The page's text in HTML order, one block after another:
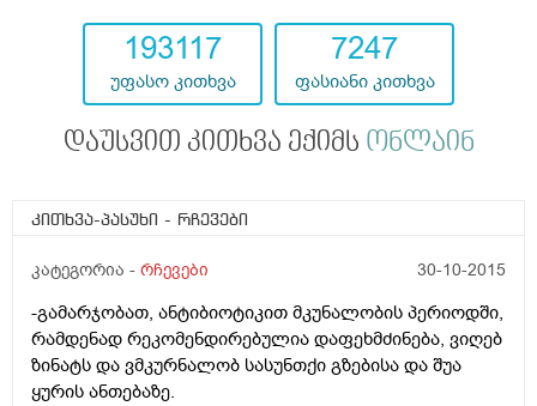
193117
უფასო კითხვა
7247
ფასიანი კითხვა
დაუსვით კითხვა ექიმს ონლაინ
კითხვა-პასუხი - რჩევები
კატეგორია - რჩევები 30-10-2015
-გამარჯობათ, ანტიბიოტიკით მკუნალობის პერიოდში,
რამდენად რეკომენდირებულია დაფეხმძინება, ვიღებ
ზინატს და ვმკურნალობ სასუნთქი გზებისა და შუა
ყურის ანთებაზე.